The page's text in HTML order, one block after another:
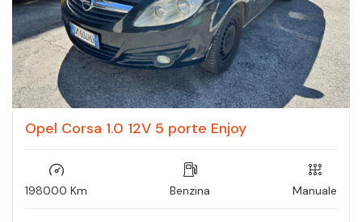
Opel Corsa 1.0 12V 5 porte Enjoy
198000 Km Benzina Manuale